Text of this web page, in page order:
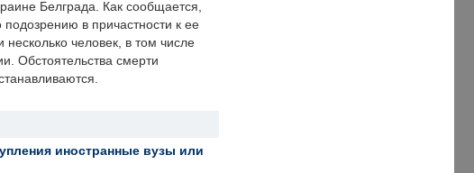
Белграда. Как сообщается,
подозрению в причастности к ее
несколько человек, в том числе
Обстоятельства смерти
иностранные вузы или